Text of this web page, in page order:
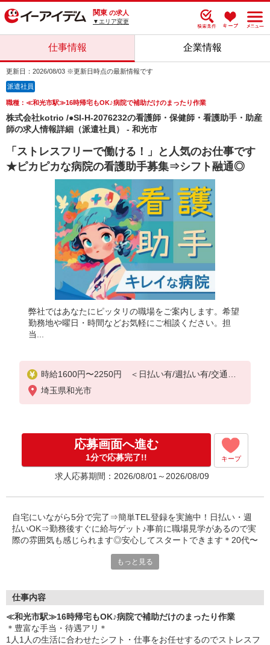
関東 の求人
▼エリア変更
仕事情報 企業情報
更新日：2026/08/03 ※更新日時点の最新情報です
派遣社員
職種：≪和光市駅≫16時帰宅もOK♪病院で補助だけのまったり作業
株式会社kotrio /●SI-H-2076232の看護師・保健師・看護助手・助産
師の求人情報詳細（派遣社員） - 和光市
「ストレスフリーで働ける！」と人気のお仕事です
★ピカピカな病院の看護助手募集⇒シフト融通◎
弊社ではあなたにピッタリの職場をご案内します。希望
勤務地や曜日・時間などお気軽にご相談ください。担
当...
時給1600円〜2250円 ＜日払い有/週払い有/交通費
全支給(ガソリン代含む)＞
埼玉県和光市
応募画面へ進む
1分で応募完了!! キープ
求人応募期間：2026/08/01～2026/08/09
自宅にいながら5分で完了⇒簡単TEL登録を実施中！日払い・週
払いOK⇒勤務後すぐに給与ゲット♪事前に職場見学があるので実
際の雰囲気も感じられます◎安心してスタートできます＊20代〜
もっと見る
仕事内容
≪和光市駅≫16時帰宅もOK♪病院で補助だけのまったり作業
＊豊富な手当・待遇アリ＊
1人1人の生活に合わせたシフト・仕事をお任せするのでストレスフ